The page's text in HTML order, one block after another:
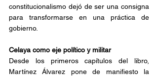
constitucionalismo dejó de ser una consigna
para transformarse en una práctica de
gobierno.
Celaya como eje político y militar
Desde los primeros capítulos del libro,
Martínez Álvarez pone de manifiesto la